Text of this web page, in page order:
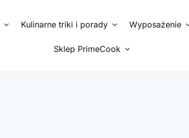
Kulinarne triki i porady Wyposażenie
Sklep PrimeCook